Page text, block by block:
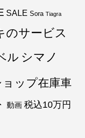
SALE Sora Tiagra
のサービス
ル シマノ
ョップ在庫車
動画 税込10万円